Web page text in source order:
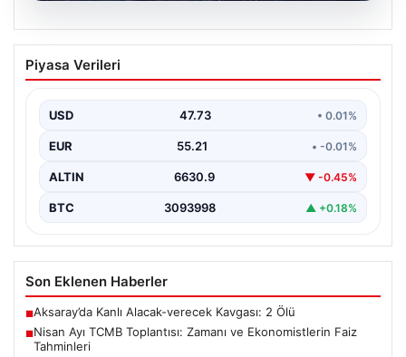
08.08.2026
Nisan Ayı TCMB Toplantısı: Zamanı ve
Ekonomistlerin Faiz Tahminleri
Politikası Kurulu toplantısı için tarih ve saat…
Piyasa Verileri
USD 47.73 • 0.01%
EUR 55.21 • -0.01%
ALTIN 6630.9 ▼ -0.45%
BTC 3093998 ▲ +0.18%
Son Eklenen Haberler
■Aksaray’da Kanlı Alacak-verecek Kavgası: 2 Ölü
■Nisan Ayı TCMB Toplantısı: Zamanı ve Ekonomistlerin Faiz
Tahminleri